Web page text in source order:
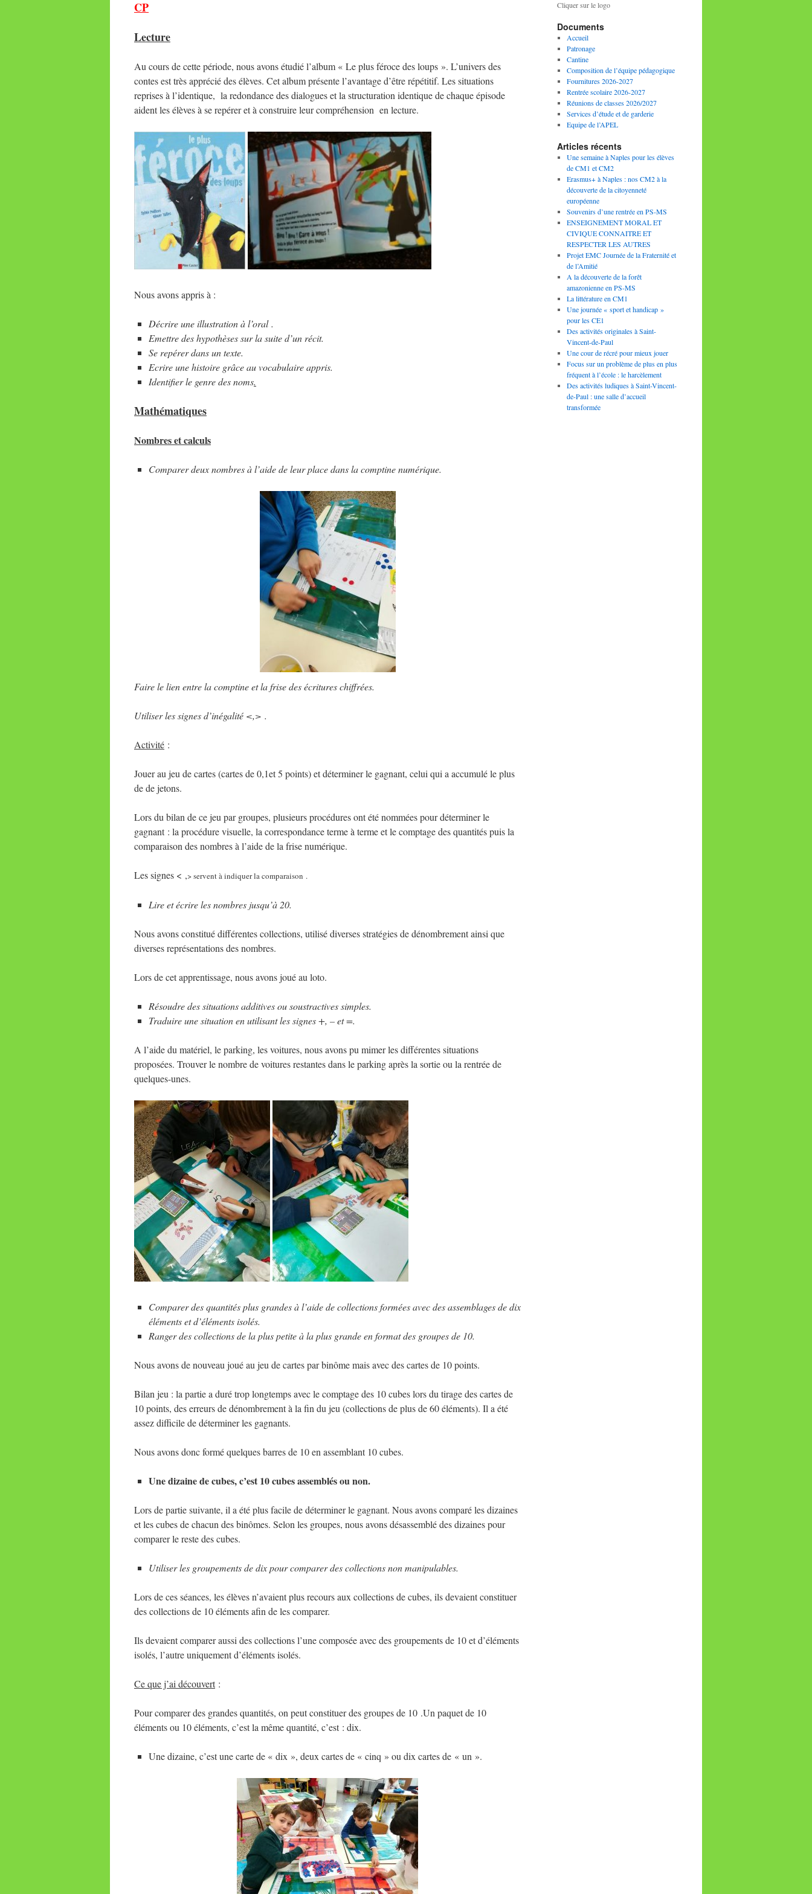
CP
Lecture
Au cours de cette période, nous avons étudié l’album « Le plus féroce des loups ». L’univers des
contes est très apprécié des élèves. Cet album présente l’avantage d’être répétitif. Les situations
reprises à l’identique, la redondance des dialogues et la structuration identique de chaque épisode
aident les élèves à se repérer et à construire leur compréhension en lecture.
Nous avons appris à :
Décrire une illustration à l’oral .
Emettre des hypothèses sur la suite d’un récit.
Se repérer dans un texte.
Ecrire une histoire grâce au vocabulaire appris.
Identifier le genre des noms.
Mathématiques
Nombres et calculs
Comparer deux nombres à l’aide de leur place dans la comptine numérique.
Faire le lien entre la comptine et la frise des écritures chiffrées.
Utiliser les signes d’inégalité <,> .
Activité :
Jouer au jeu de cartes (cartes de 0,1et 5 points) et déterminer le gagnant, celui qui a accumulé le plus
de de jetons.
Lors du bilan de ce jeu par groupes, plusieurs procédures ont été nommées pour déterminer le
gagnant : la procédure visuelle, la correspondance terme à terme et le comptage des quantités puis la
comparaison des nombres à l’aide de la frise numérique.
Les signes < ,> servent à indiquer la comparaison .
Lire et écrire les nombres jusqu’à 20.
Nous avons constitué différentes collections, utilisé diverses stratégies de dénombrement ainsi que
diverses représentations des nombres.
Lors de cet apprentissage, nous avons joué au loto.
Résoudre des situations additives ou soustractives simples.
Traduire une situation en utilisant les signes +, – et =.
A l’aide du matériel, le parking, les voitures, nous avons pu mimer les différentes situations
proposées. Trouver le nombre de voitures restantes dans le parking après la sortie ou la rentrée de
quelques-unes.
Comparer des quantités plus grandes à l’aide de collections formées avec des assemblages de dix
éléments et d’éléments isolés.
Ranger des collections de la plus petite à la plus grande en format des groupes de 10.
Nous avons de nouveau joué au jeu de cartes par binôme mais avec des cartes de 10 points.
Bilan jeu : la partie a duré trop longtemps avec le comptage des 10 cubes lors du tirage des cartes de
10 points, des erreurs de dénombrement à la fin du jeu (collections de plus de 60 éléments). Il a été
assez difficile de déterminer les gagnants.
Nous avons donc formé quelques barres de 10 en assemblant 10 cubes.
Une dizaine de cubes, c’est 10 cubes assemblés ou non.
Lors de partie suivante, il a été plus facile de déterminer le gagnant. Nous avons comparé les dizaines
et les cubes de chacun des binômes. Selon les groupes, nous avons désassemblé des dizaines pour
comparer le reste des cubes.
Utiliser les groupements de dix pour comparer des collections non manipulables.
Lors de ces séances, les élèves n’avaient plus recours aux collections de cubes, ils devaient constituer
des collections de 10 éléments afin de les comparer.
Ils devaient comparer aussi des collections l’une composée avec des groupements de 10 et d’éléments
isolés, l’autre uniquement d’éléments isolés.
Ce que j’ai découvert:
Pour comparer des grandes quantités, on peut constituer des groupes de 10 .Un paquet de 10
éléments ou 10 éléments, c’est la même quantité, c’est : dix.
Une dizaine, c’est une carte de « dix », deux cartes de « cinq » ou dix cartes de « un ».
Cliquer sur le logo
Documents
Accueil
Patronage
Cantine
Composition de l’équipe pédagogique
Fournitures 2026-2027
Rentrée scolaire 2026-2027
Réunions de classes 2026/2027
Services d’étude et de garderie
Equipe de l’APEL
Articles récents
Une semaine à Naples pour les élèves
de CM1 et CM2
Erasmus+ à Naples : nos CM2 à la
découverte de la citoyenneté
européenne
Souvenirs d’une rentrée en PS-MS
ENSEIGNEMENT MORAL ET
CIVIQUE CONNAITRE ET
RESPECTER LES AUTRES
Projet EMC Journée de la Fraternité et
de l’Amitié
A la découverte de la forêt
amazonienne en PS-MS
La littérature en CM1
Une journée « sport et handicap »
pour les CE1
Des activités originales à Saint-
Vincent-de-Paul
Une cour de récré pour mieux jouer
Focus sur un problème de plus en plus
fréquent à l’école : le harcèlement
Des activités ludiques à Saint-Vincent-
de-Paul : une salle d’accueil
transformée